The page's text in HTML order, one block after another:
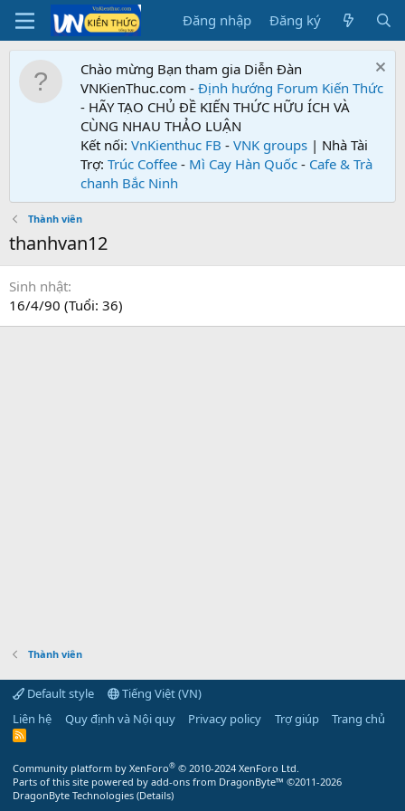
Đăng nhập Đăng ký
Chào mừng Bạn tham gia Diễn Đàn
VNKienThuc.com - Định hướng Forum Kiến Thức
- HÃY TẠO CHỦ ĐỀ KIẾN THỨC HỮU ÍCH VÀ
CÙNG NHAU THẢO LUẬN
Kết nối: VnKienthuc FB - VNK groups | Nhà Tài
Trợ: Trúc Coffee - Mì Cay Hàn Quốc - Cafe & Trà
chanh Bắc Ninh
Thành viên
thanhvan12
Sinh nhật
16/4/90 (Tuổi: 36)
Thành viên
Default style
Tiếng Việt (VN)
Liên hệ
Quy định và Nội quy Privacy policy Trợ giúp Trang chủ
R
Community platform by XenForo® © 2010-2024 XenForo Ltd.
Parts of this site powered by add-ons from DragonByte™ ©2011-2026
DragonByte Technologies (Details)